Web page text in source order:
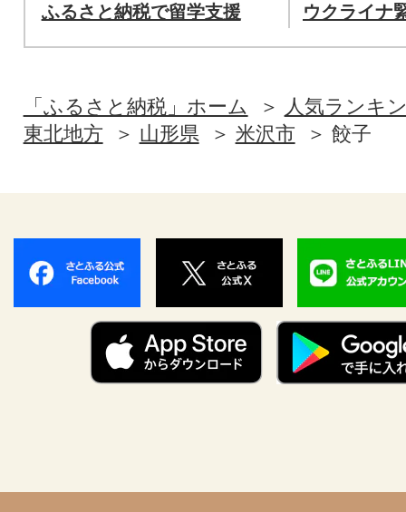
ふるさと納税で留学支援 ウクライナ
「ふるさと納税」ホーム
人気ランキ
東北地方
山形県 米沢市 餃子